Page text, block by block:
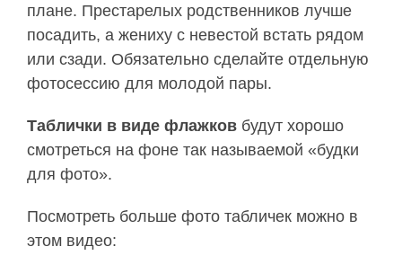
плане. Престарелых родственников лучше
посадить, а жениху с невестой встать рядом
или сзади. Обязательно сделайте отдельную
фотосессию для молодой пары.
Таблички в виде флажков будут хорошо
смотреться на фоне так называемой «будки
для фото».
Посмотреть больше фото табличек можно в
этом видео: